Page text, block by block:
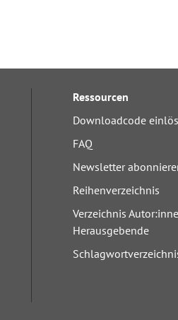
Ressourcen
Downloadcode
FAQ
Newsletter
Reihenverzeichnis
Verzeichnis
Herausgebende